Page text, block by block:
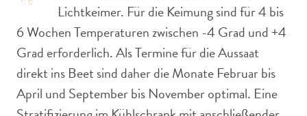
Lichtkeimer. Für die Keimung sind für 4 bis
6 Wochen Temperaturen zwischen -4 Grad und +4
Grad erforderlich. Als Termine für die Aussaat
direkt ins Beet sind daher die Monate Februar bis
April und September bis November optimal. Eine